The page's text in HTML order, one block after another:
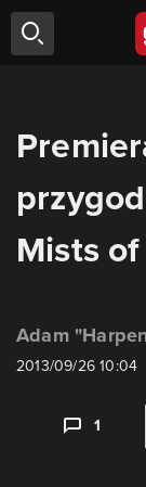
Mists
Adam
2013/09/26 10:04
1